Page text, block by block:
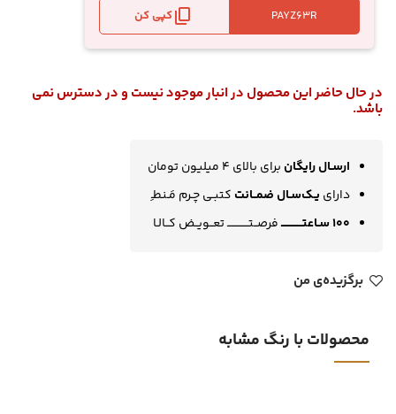
کپی کن
در حال حاضر این محصول در انبار موجود نیست و در دسترس نمی
باشد.
ارسـال رایگان برای بالای 4 میلیون تومان
دارای یـک‌سـال ضمــانت کتبـی چـرم مَـنطـِ
100 سـاعتــــــــــــ
فرصــتــــــــــــ تعــویــض کــالـا
برگزیده‌ی من
محصولات با رنگ مشابه